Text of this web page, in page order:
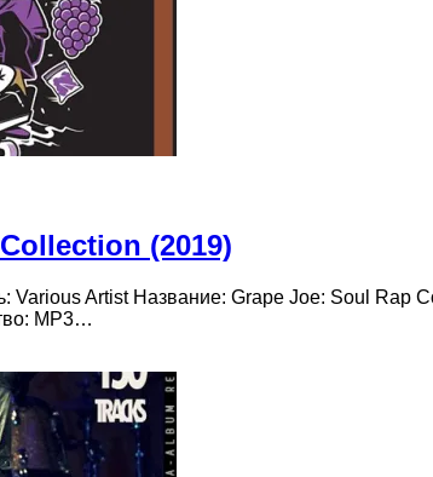
(2019)
Various Artist Название: Grape Joe: Soul
MP3…